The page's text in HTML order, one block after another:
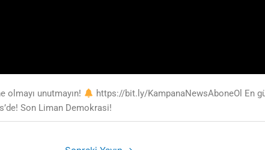
olmayı unutmayın!
https://bit.ly/KampanaNewsAboneOl En
Son Liman Demokrasi!